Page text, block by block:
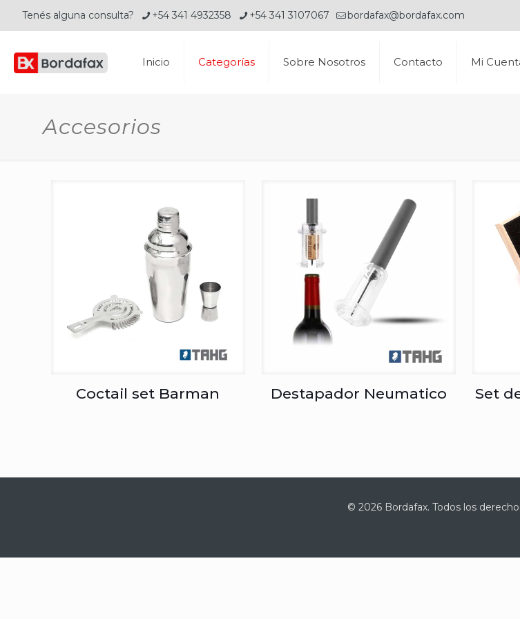
Tenés alguna consulta? +54 341 4932358 +54 341 3107067 bordafax@bordafax.com
Inicio Categorías Sobre Nosotros Contacto Mi
Accesorios
Coctail set Barman Destapador Neumatico
Set
© 2026 Bordafax. Todos los